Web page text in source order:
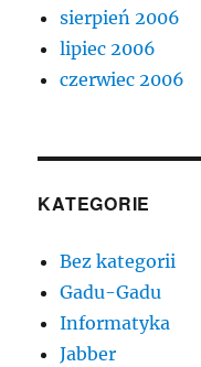
sierpień 2006
lipiec 2006
czerwiec 2006
KATEGORIE
Bez kategorii
Gadu-Gadu
Informatyka
Jabber